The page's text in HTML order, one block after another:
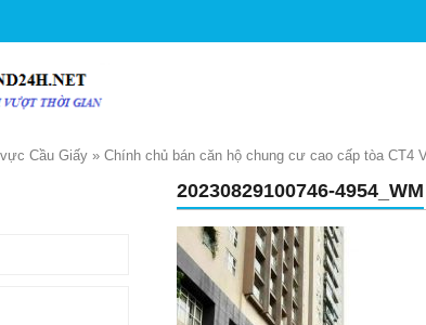
Cầu Giấy » Chính chủ bán căn hộ chung cư cao cấp tòa CT4
20230829100746-4954_WM